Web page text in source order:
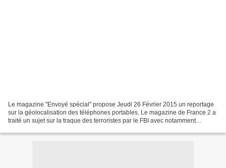
Le magazine "Envoyé spécial" propose Jeudi 26 Février 2015 un reportage
sur la géolocalisation des téléphones portables. Le magazine de France 2 a
traité un sujet sur la traque des terroristes par le FBI avec notamment